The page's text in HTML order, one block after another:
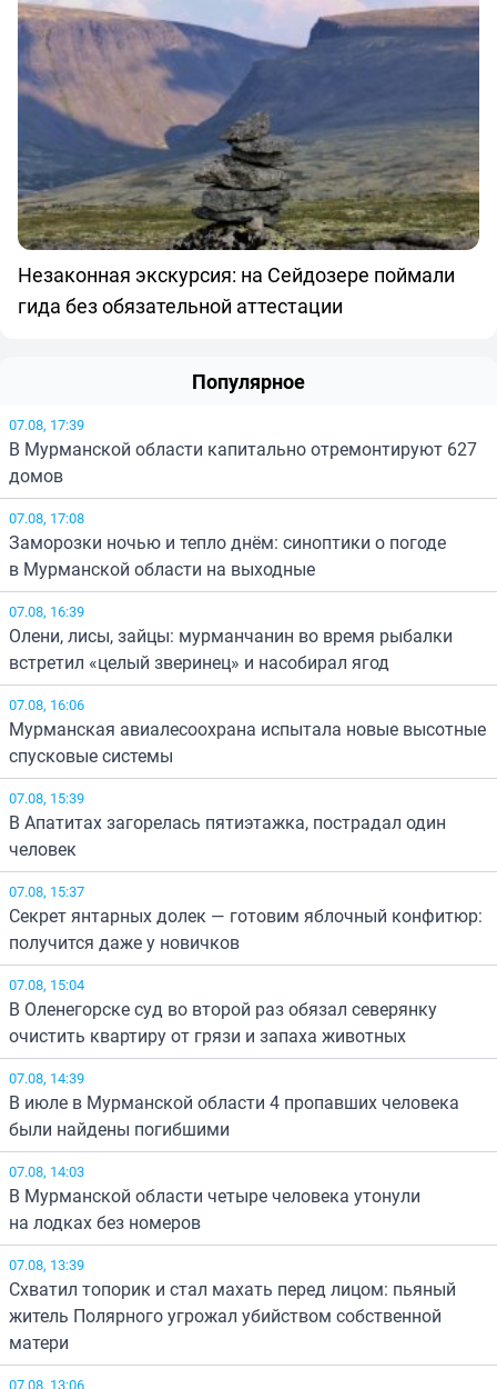
Незаконная экскурсия: на Сейдозере поймали
гида без обязательной аттестации
Популярное
07.08, 17:39
В Мурманской области капитально отремонтируют 627
домов
07.08, 17:08
Заморозки ночью и тепло днём: синоптики о погоде
в Мурманской области на выходные
07.08, 16:39
Олени, лисы, зайцы: мурманчанин во время рыбалки
встретил «целый зверинец» и насобирал ягод
07.08, 16:06
Мурманская авиалесоохрана испытала новые высотные
спусковые системы
07.08, 15:39
В Апатитах загорелась пятиэтажка, пострадал один
человек
07.08, 15:37
Секрет янтарных долек — готовим яблочный конфитюр:
получится даже у новичков
07.08, 15:04
В Оленегорске суд во второй раз обязал северянку
очистить квартиру от грязи и запаха животных
07.08, 14:39
В июле в Мурманской области 4 пропавших человека
были найдены погибшими
07.08, 14:03
В Мурманской области четыре человека утонули
на лодках без номеров
07.08, 13:39
Схватил топорик и стал махать перед лицом: пьяный
житель Полярного угрожал убийством собственной
матери
07.08, 13:06